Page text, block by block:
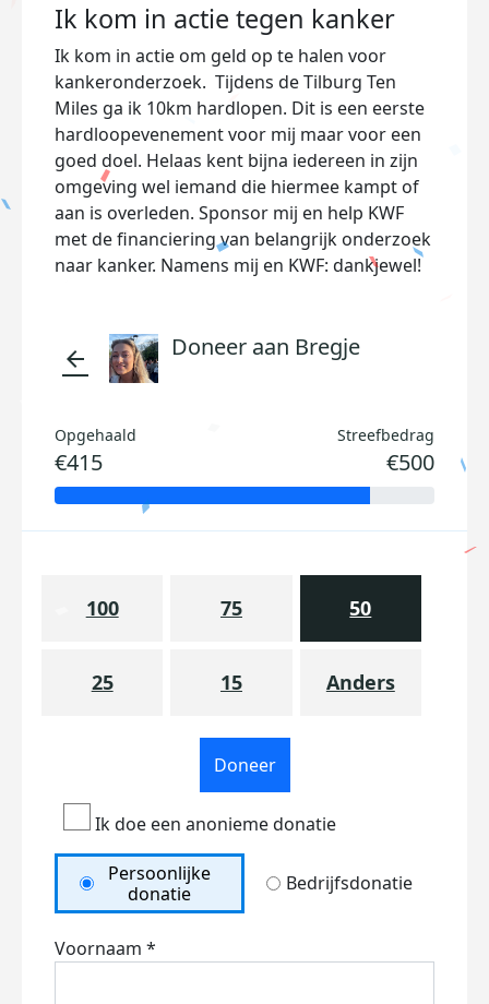
Ik kom in actie tegen kanker
Ik kom in actie om geld op te halen voor
kankeronderzoek. Tijdens de Tilburg Ten
Miles ga ik 10km hardlopen. Dit is een eerste
hardloopevenement voor mij maar voor een
goed doel. Helaas kent bijna iedereen in zijn
omgeving wel iemand die hiermee kampt of
aan is overleden. Sponsor mij en help KWF
met de financiering van belangrijk onderzoek
naar kanker. Namens mij en KWF: dankjewel!
arrow_back Doneer aan Bregje
Opgehaald
€415
Streefbedrag
€500
100 75 50
25 15 Anders
Doneer
Ik doe een anonieme donatie
Persoonlijke
donatie
Bedrijfsdonatie
Voornaam *